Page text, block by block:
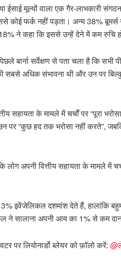
मूल्यों वाला एक गैर-लाभकारी
फर्क नहीं पड़ता। अन्य 38% बूमर्स
ने कहा कि इससे उन्हें देने में कम रुचि
सर्वेक्षण से पता चला है कि सभी
सबसे अधिक संभावना थी और उन पर
के मामले में चर्चों पर “पूरा
“कुछ हद तक भरोसा नहीं करते”,
लोग अपनी वित्तीय सहायता के मामले में
इवेंजेलिकल दशमांश देते हैं, हालांकि
सालाना अपनी आय का 1% से कम
पर लियोनार्डो ब्लेयर को फ़ॉलो करें: